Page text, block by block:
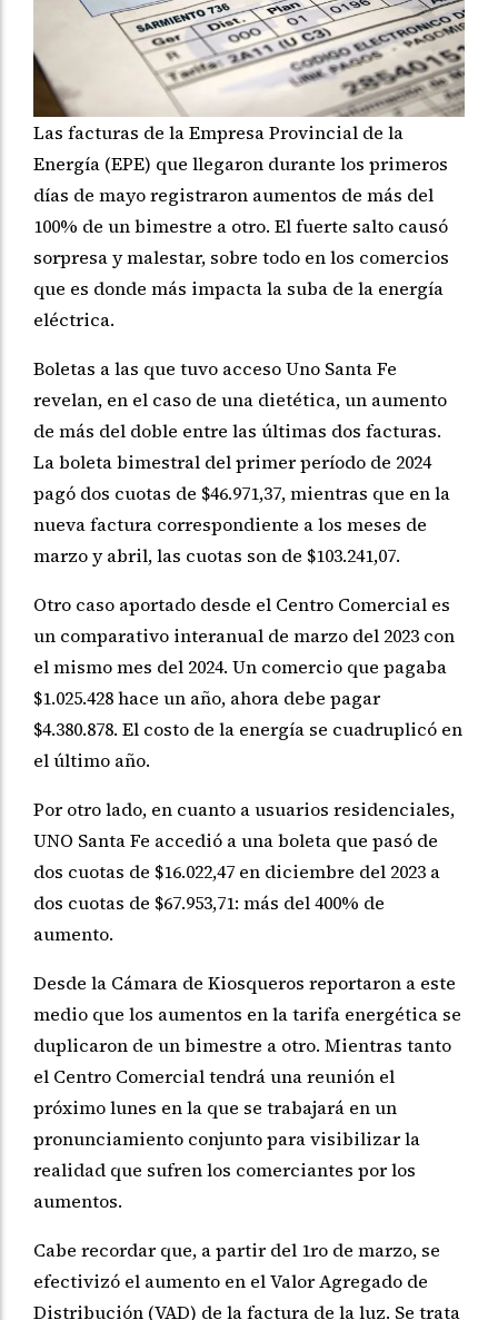
Las facturas de la Empresa Provincial de la
Energía (EPE) que llegaron durante los primeros
días de mayo registraron aumentos de más del
100% de un bimestre a otro. El fuerte salto causó
sorpresa y malestar, sobre todo en los comercios
que es donde más impacta la suba de la energía
eléctrica.
Boletas a las que tuvo acceso Uno Santa Fe
revelan, en el caso de una dietética, un aumento
de más del doble entre las últimas dos facturas.
La boleta bimestral del primer período de 2024
pagó dos cuotas de $46.971,37, mientras que en la
nueva factura correspondiente a los meses de
marzo y abril, las cuotas son de $103.241,07.
Otro caso aportado desde el Centro Comercial es
un comparativo interanual de marzo del 2023 con
el mismo mes del 2024. Un comercio que pagaba
$1.025.428 hace un año, ahora debe pagar
$4.380.878. El costo de la energía se cuadruplicó en
el último año.
Por otro lado, en cuanto a usuarios residenciales,
UNO Santa Fe accedió a una boleta que pasó de
dos cuotas de $16.022,47 en diciembre del 2023 a
dos cuotas de $67.953,71: más del 400% de
aumento.
Desde la Cámara de Kiosqueros reportaron a este
medio que los aumentos en la tarifa energética se
duplicaron de un bimestre a otro. Mientras tanto
el Centro Comercial tendrá una reunión el
próximo lunes en la que se trabajará en un
pronunciamiento conjunto para visibilizar la
realidad que sufren los comerciantes por los
aumentos.
Cabe recordar que, a partir del 1ro de marzo, se
efectivizó el aumento en el Valor Agregado de
Distribución (VAD) de la factura de la luz. Se trata